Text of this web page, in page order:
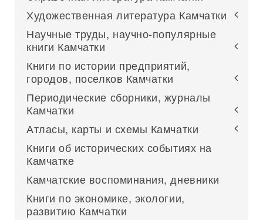
Художественная литература Камчатки
Научные труды, научно-популярные
книги Камчатки
Книги по истории предприятий,
городов, поселков Камчатки
Периодические сборники, журналы
Камчатки
Атласы, карты и схемы Камчатки
Книги об исторических событиях на
Камчатке
Камчатские воспоминания, дневники
Книги по экономике, экологии,
развитию Камчатки